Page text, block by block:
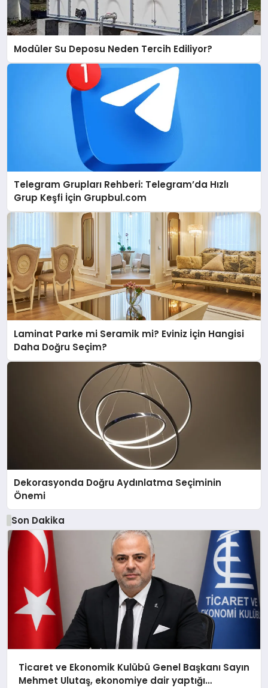
Modüler Su Deposu Neden Tercih Ediliyor?
Telegram Grupları Rehberi: Telegram’da Hızlı
Grup Keşfi İçin Grupbul.com
Laminat Parke mi Seramik mi? Eviniz İçin Hangisi
Daha Doğru Seçim?
Dekorasyonda Doğru Aydınlatma Seçiminin
Önemi
Son Dakika
Ticaret ve Ekonomik Kulübü Genel Başkanı Sayın
Mehmet Ulutaş, ekonomiye dair yaptığı